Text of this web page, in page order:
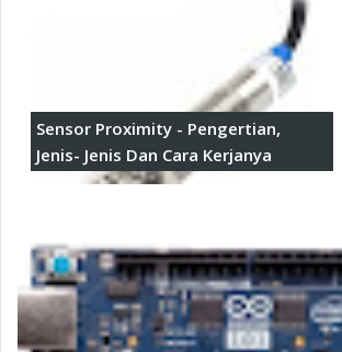
Sensor Proximity - Pengertian,
Jenis- Jenis Dan Cara Kerjanya